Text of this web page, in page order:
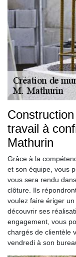
travail à
Mathurin
Grâce à la
et son équipe, vous
vous sera rendu
clôture. Ils
voulez faire ériger
découvrir ses
engagement, vous
chargés de clientèle
vendredi à son